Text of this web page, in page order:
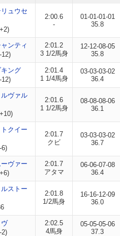
ュウセ
2:00.6
-
01-01-01-01
35.8
ンティ
12)
2:01.2
3 1/2馬身
12-12-08-05
35.8
ング
12)
2:01.4
1 1/4馬身
03-03-03-02
36.4
ヴァル
2:01.6
1 1/2馬身
08-08-08-06
36.1
クイー
6)
2:01.7
クビ
03-03-03-02
36.7
ヴァー
2:01.7
アタマ
06-06-07-08
36.4
ストー
2:01.8
1/2馬身
16-16-12-09
36.0
2)
2:02.5
4馬身
05-05-05-06
37.3